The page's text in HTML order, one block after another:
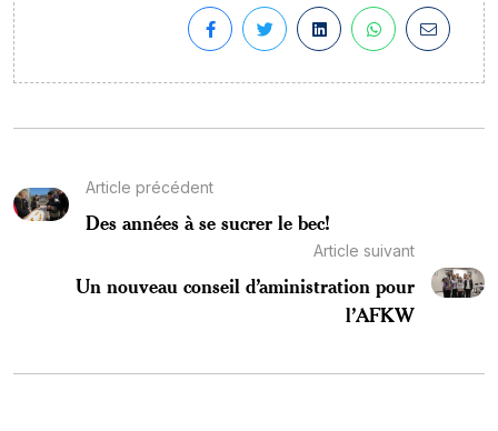
Article précédent
Des années à se sucrer le bec!
Article suivant
Un nouveau conseil d’aministration pour
l’AFKW